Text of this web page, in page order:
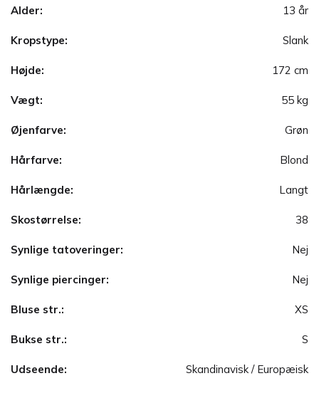
Alder: 13 år
Kropstype: Slank
Højde: 172 cm
Vægt: 55 kg
Øjenfarve: Grøn
Hårfarve: Blond
Hårlængde: Langt
Skostørrelse: 38
Synlige tatoveringer: Nej
Synlige piercinger: Nej
Bluse str.: XS
Bukse str.: S
Udseende: Skandinavisk / Europæisk